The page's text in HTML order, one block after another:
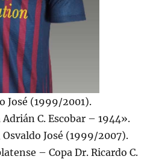
José (1999/2001).
C. Escobar – 1944».
Osvaldo José (1999/2007).
– Copa Dr. Ricardo C.